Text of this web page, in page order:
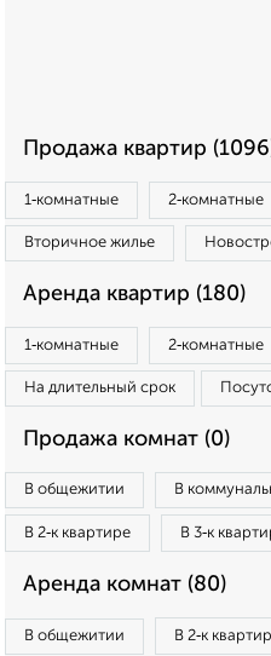
Продажа квартир
1‑комнатные 2‑комнатные
Вторичное жилье
Аренда квартир (180)
1‑комнатные 2‑комнатные
На длительный срок
Продажа комнат (0)
В общежитии В
В 2‑к квартире В 3‑к
Аренда комнат (80)
В общежитии В 2‑к